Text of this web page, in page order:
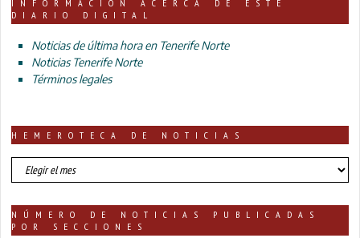
INFORMACIÓN ACERCA DE ESTE
DIARIO DIGITAL
Noticias de última hora en Tenerife Norte
Noticias Tenerife Norte
Términos legales
HEMEROTECA DE NOTICIAS
HEMEROTECA
DE
NÚMERO DE NOTICIAS PUBLICADAS
POR SECCIONES